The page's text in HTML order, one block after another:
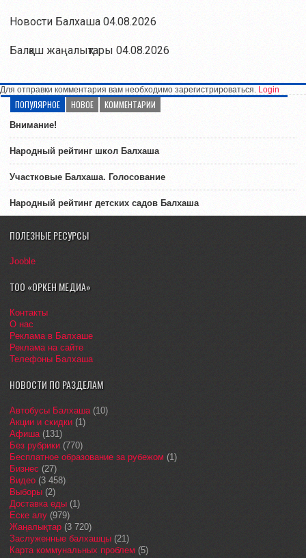
Новости Балхаша 04.08.2026
Балқаш жаңалықтары 04.08.2026
Для отправки комментария вам необходимо зарегистрироваться. Login
ПОПУЛЯРНОЕ НОВОЕ КОММЕНТАРИИ
Внимание!
Народный рейтинг школ Балхаша
Участковые Балхаша. Голосование
Народный рейтинг детских садов Балхаша
ПОЛЕЗНЫЕ РЕСУРСЫ
Jooble
ТОО «ОРКЕН МЕДИА»
Контакты
О нас
Реклама в Балхаше
Реклама на сайте
Телефоны Балхаша
НОВОСТИ ПО РАЗДЕЛАМ
Автобусы Балхаша (10)
Акции и скидки (1)
Афиша (131)
Без рубрики (770)
Бесплатное образование за рубежом (1)
Бизнес (27)
Видео (3 458)
Выборы (2)
Доставка еды (1)
Еске алу (979)
Жаңалықтар (3 720)
Заслуженные балхашцы (21)
Карта коммунальных проблем (5)